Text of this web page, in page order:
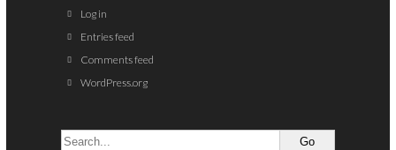
Log in
Entries feed
Comments feed
WordPress.org